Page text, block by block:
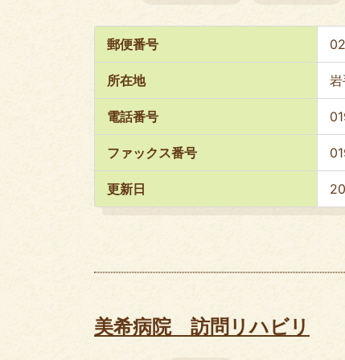
郵便番号
所在地
電話番号
ファックス番号
更新日
美希病院 訪問リハビリ